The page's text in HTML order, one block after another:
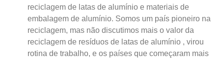
reciclagem de latas de alumínio e materiais de
embalagem de alumínio. Somos um país pioneiro na
reciclagem, mas não discutimos mais o valor da
reciclagem de resíduos de latas de alumínio , virou
rotina de trabalho, e os países que começaram mais